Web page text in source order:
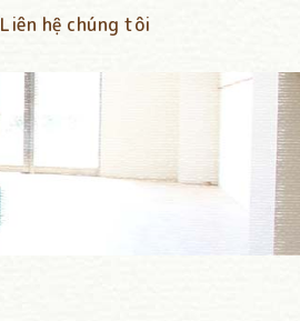
Liên hệ chúng tôi